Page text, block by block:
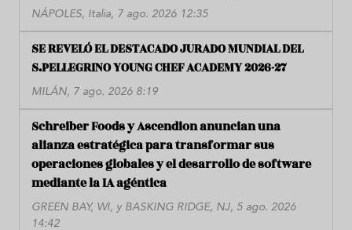
NÁPOLES, Italia, 7 ago. 2026 12:35
SE REVELÓ EL DESTACADO JURADO MUNDIAL DEL
S.PELLEGRINO YOUNG CHEF ACADEMY 2026-27
MILÁN, 7 ago. 2026 8:19
Schreiber Foods y Ascendion anuncian una
alianza estratégica para transformar sus
operaciones globales y el desarrollo de software
mediante la IA agéntica
GREEN BAY, WI, y BASKING RIDGE, NJ, 5 ago. 2026
14:42